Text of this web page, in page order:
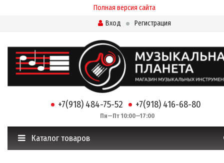
Полная версия сайта
Вход
Регистрация
+7(918) 484-75-52 +7(918) 416-68-80
Пн—Пт 10:00—17:00
Каталог товаров